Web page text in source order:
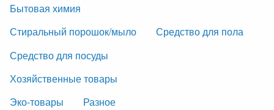
Бытовая химия
Стиральный порошок/мыло
Средство для пола
Средство для посуды
Хозяйственные товары
Эко-товары
Разное